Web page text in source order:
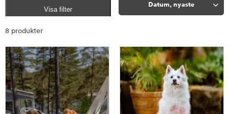
Visa filter
Datum, nyaste
8 produkter